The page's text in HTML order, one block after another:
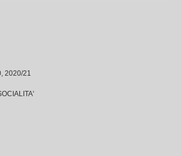
2020/21